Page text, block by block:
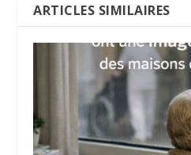
ARTICLES SIMILAIRES